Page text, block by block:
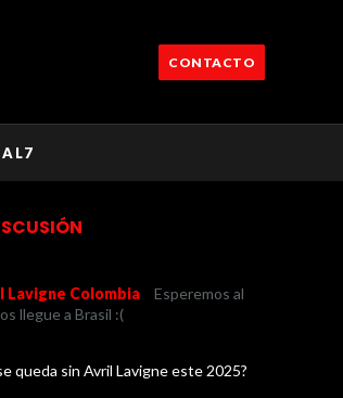
CONTACTO
AL7
Lavigne Colombia
Esperemos al
llegue a Brasil :(
queda sin Avril Lavigne este 2025?